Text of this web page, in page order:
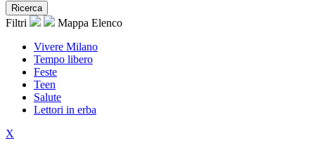
Ricerca
Filtri Mappa Elenco
Vivere Milano
Tempo libero
Feste
Teen
Salute
Lettori in erba
X